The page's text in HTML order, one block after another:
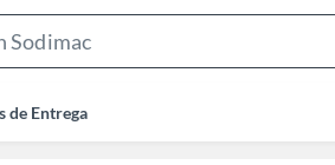
Bar
de Entrega